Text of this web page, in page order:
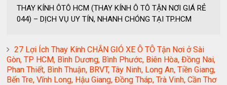
THAY KÍNH ÔTÔ HCM (THAY KÍNH Ô TÔ TẬN NƠI GIÁ RẺ
044) – DỊCH VỤ UY TÍN, NHANH CHÓNG TẠI TP.HCM
27 Lợi Ích Thay Kính CHẮN GIÓ XE Ô TÔ Tận Nơi ở Sài
Gòn, TP HCM, Bình Dương, Bình Phước, Biên Hòa, Đồng Nai,
Phan Thiết, Bình Thuận, BRVT, Tây Ninh, Long An, Tiền Giang,
Bến Tre, Vĩnh Long, Hậu Giang, Đồng Tháp, Trà Vinh, Cần Thơ